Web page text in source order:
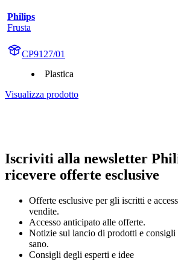
Philips
Frusta
CP9127/01
Plastica
Visualizza prodotto
Iscriviti alla newsletter
ricevere offerte esclusive
Offerte esclusive per gli iscritti e
vendite.
Accesso anticipato alle offerte.
Notizie sul lancio di prodotti e consigli
sano.
Consigli degli esperti e idee